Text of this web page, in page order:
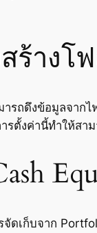
ร้างโ
รถดึงข้อมูลจาก
งค่านี้ทำให้สา
ดเก็บจาก